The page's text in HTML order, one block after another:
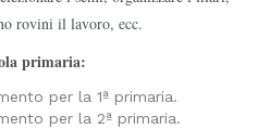
rovini il lavoro, ecc.
primaria:
per la 1ª primaria.
per la 2ª primaria.